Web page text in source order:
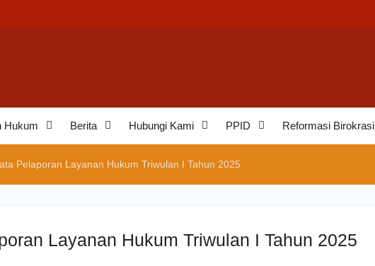
Hukum Berita Hubungi Kami PPID Reformasi Birokrasi
Pelaporan Layanan Hukum Triwulan I Tahun 2025
Layanan Hukum Triwulan I Tahun 2025